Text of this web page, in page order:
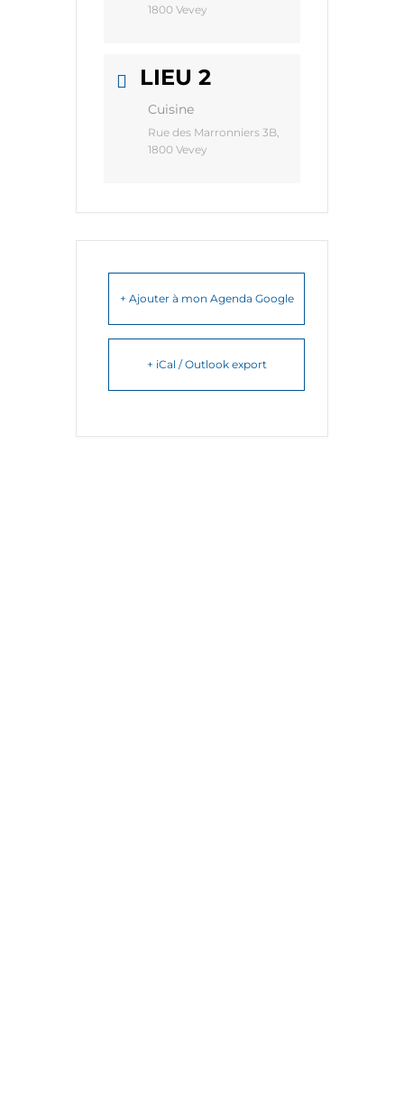
1800 Vevey
LIEU 2
Cuisine
Rue des Marronniers 3B,
1800 Vevey
+ Ajouter à mon Agenda Google
+ iCal / Outlook export